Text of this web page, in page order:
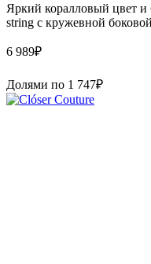
Яркий коралловый цвет и
string с кружевной
6 989₽
Долями по 1 747₽